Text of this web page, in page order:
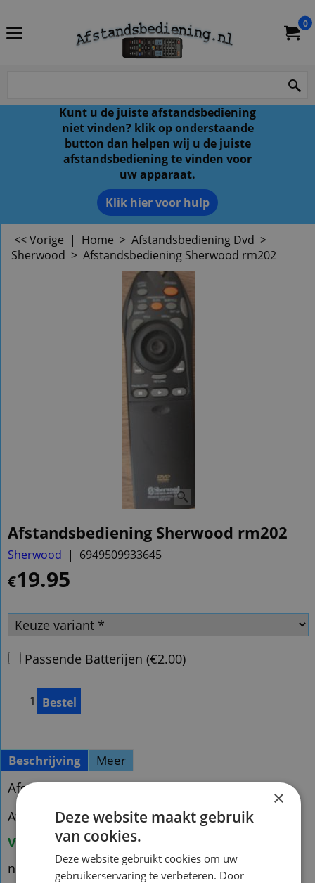
0
Kunt u de juiste afstandsbediening
niet vinden? klik op onderstaande
button dan helpen wij u de juiste
afstandsbediening te vinden voor
uw apparaat.
Klik hier voor hulp
<< Vorige | Home > Afstandsbediening Dvd >
Sherwood > Afstandsbediening Sherwood rm202
Afstandsbediening Sherwood rm202
Sherwood 6949509933645
€19.95
Passende Batterijen (€2.00)
Bestel
Beschrijving Meer
Afstandsbediening Sherwood rm-202 dvd
Afstandsbediening Sherwood rm-202 dvd
Voorraad origineel nieuw:1
n.qh11
×
Deze website maakt gebruik
van cookies.
Deze website gebruikt cookies om uw
gebruikerservaring te verbeteren. Door